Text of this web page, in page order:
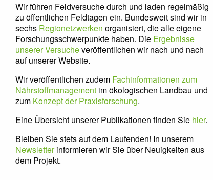
Wir führen Feldversuche durch und laden regelmäßig
zu öffentlichen Feldtagen ein. Bundesweit sind wir in
sechs Regionetzwerken organisiert, die alle eigene
Forschungsschwerpunkte haben. Die Ergebnisse
unserer Versucheveröffentlichen wir nach und nach
auf unserer Website.
Wir veröffentlichen zudem Fachinformationen zum
Nährstoffmanagement im ökologischen Landbau und
zum Konzept der Praxisforschung.
Eine Übersicht unserer Publikationen finden Sie hier.
Bleiben Sie stets auf dem Laufenden! In unserem
Newsletterinformieren wir Sie über Neuigkeiten aus
dem Projekt.